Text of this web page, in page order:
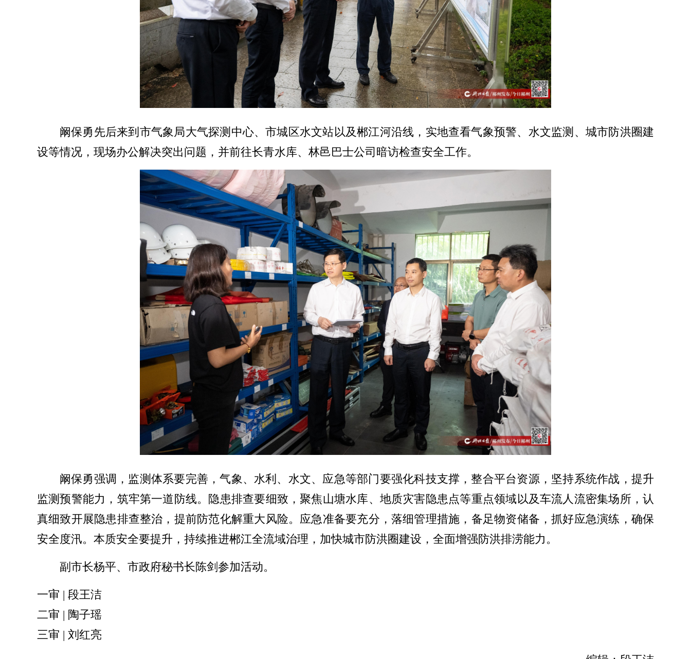
阚保勇先后来到市气象局大气探测中心、市城区水文站以及郴江河沿线，实地查看气象预警、水文监测、城市防洪圈建
设等情况，现场办公解决突出问题，并前往长青水库、林邑巴士公司暗访检查安全工作。
阚保勇强调，监测体系要完善，气象、水利、水文、应急等部门要强化科技支撑，整合平台资源，坚持系统作战，提升
监测预警能力，筑牢第一道防线。隐患排查要细致，聚焦山塘水库、地质灾害隐患点等重点领域以及车流人流密集场所，认
真细致开展隐患排查整治，提前防范化解重大风险。应急准备要充分，落细管理措施，备足物资储备，抓好应急演练，确保
安全度汛。本质安全要提升，持续推进郴江全流域治理，加快城市防洪圈建设，全面增强防洪排涝能力。
副市长杨平、市政府秘书长陈剑参加活动。
一审 | 段王洁
二审 | 陶子瑶
三审 | 刘红亮